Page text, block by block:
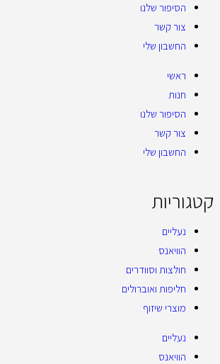
הסיפור שלנו
צור קשר
החשבון שלי
ראשי
חנות
הסיפור שלנו
צור קשר
החשבון שלי
קטגוריות
נעליים
הוויאנס
חולצות וסוודרים
חליפות ואוברולים
מוצרי שיזוף
נעליים
הוויאנס